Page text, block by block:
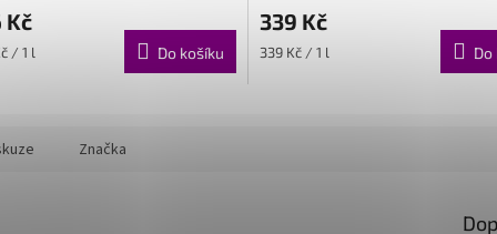
Kč
/ 1 l Do košíku
produktu
je
5,0
339 Kč
Měrná
339 Kč / 1 l Do
Značka